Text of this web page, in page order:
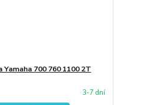
700 760 1100 2T
3-7 dní